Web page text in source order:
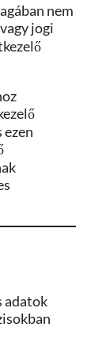
nem
jogi
adatok